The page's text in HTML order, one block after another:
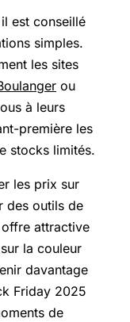
est conseillé
simples.
les sites
ou
à leurs
première les
stocks limités.
les prix sur
des outils de
offre attractive
la couleur
davantage
Friday 2025
de